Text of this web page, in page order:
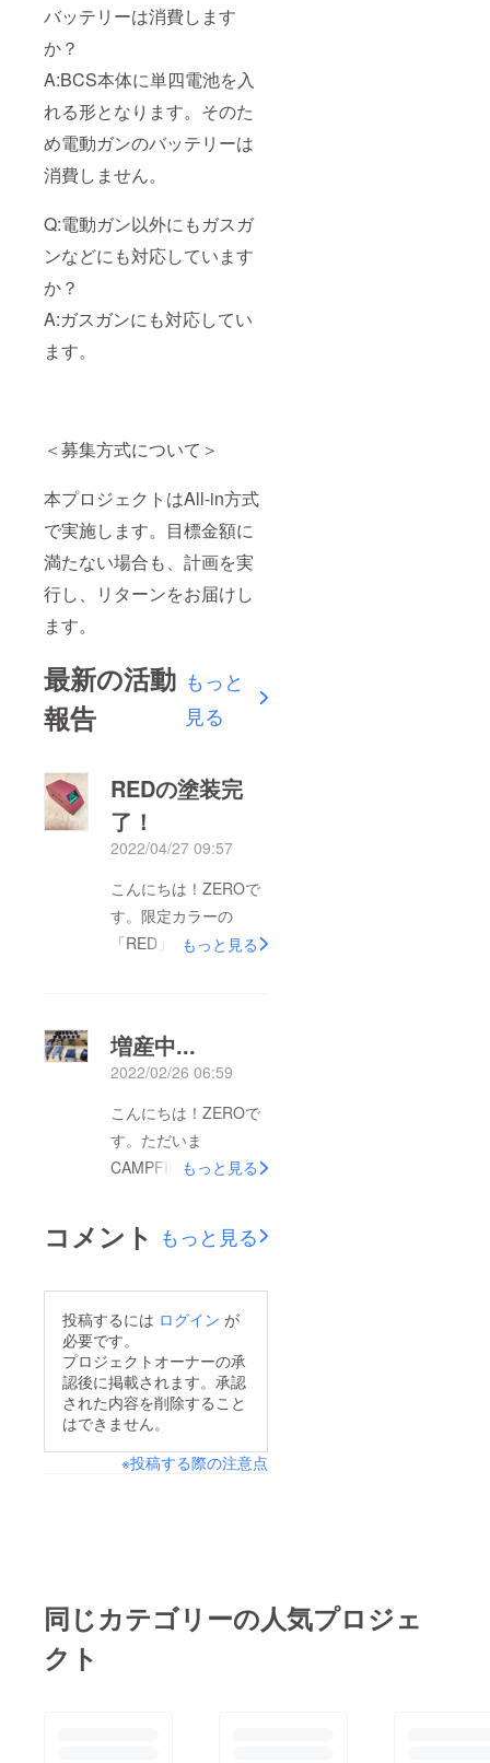
バッテリーは消費します
か？
A:BCS本体に単四電池を入
れる形となります。そのた
め電動ガンのバッテリーは
消費しません。
Q:電動ガン以外にもガスガ
ンなどにも対応しています
か？
A:ガスガンにも対応してい
ます。
＜募集方式について＞
本プロジェクトはAll-in方式
で実施します。目標金額に
満たない場合も、計画を実
行し、リターンをお届けし
ます。
最新の活動
報告
もっと
見る
REDの塗装完
了！
2022/04/27 09:57
こんにちは！ZEROで
す。限定カラーの
「RED」の塗装が完了
れた方はご期待くださ
い！【支援者様へ】先
日、発送準備が完了し
ました。支援者様が多
いため、順次発送させ
お願いいたします。
もっと見る
増産中...
2022/02/26 06:59
こんにちは！ZEROで
す。ただいま
CAMPFIREの支援者様
Systemを増産してお
ります(写真は生産途
り約1週間となりまし
た。達成率は74%。あ
ともう少しで目標達成
です！限定カラーやタ
な仕様が付いている
ただき誠にありがとう
ございます。Bullet
もっと見る
コメント もっと見る
投稿するには ログイン が
必要です。
プロジェクトオーナーの承
認後に掲載されます。承認
された内容を削除すること
はできません。
※投稿する際の注意点
同じカテゴリーの人気プロジェ
クト